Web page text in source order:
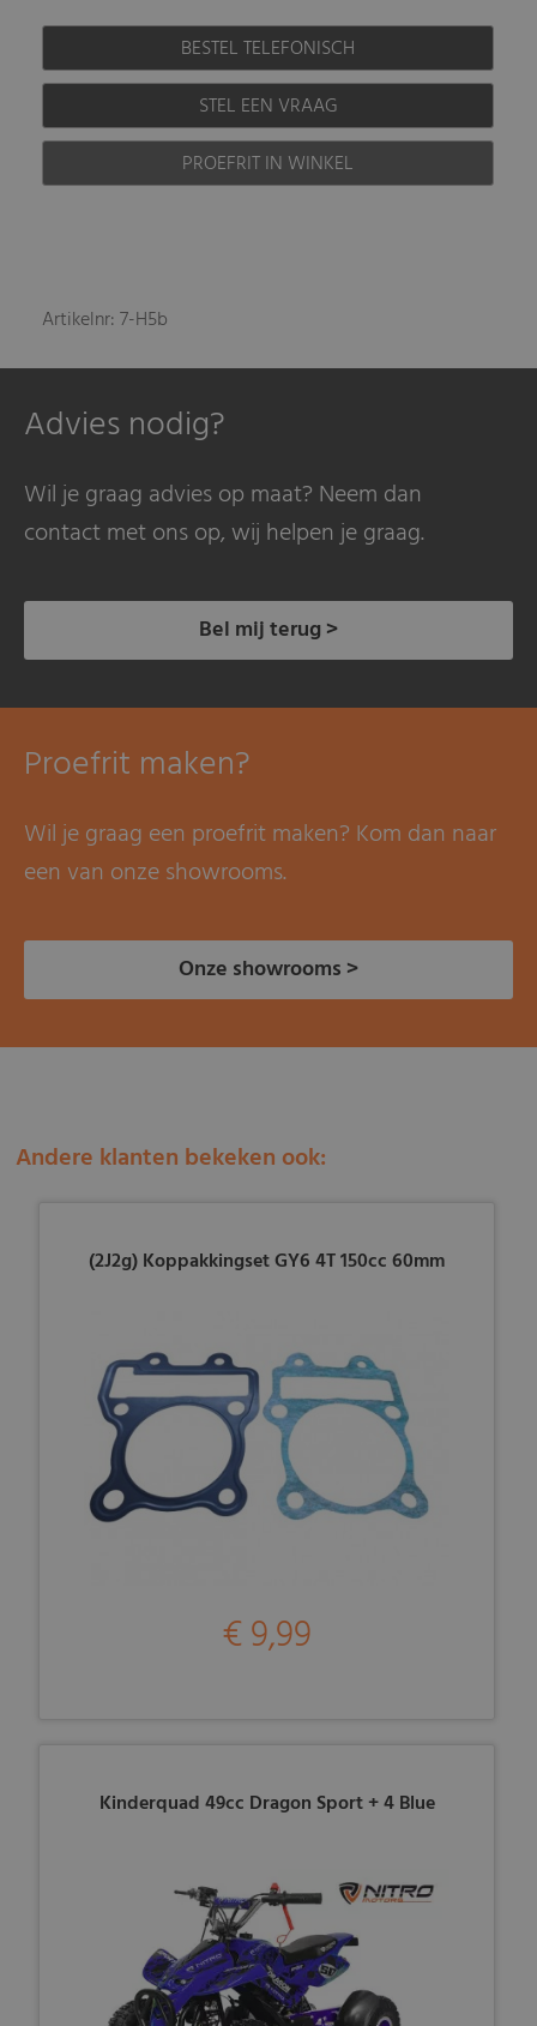
BESTEL TELEFONISCH
STEL EEN VRAAG
PROEFRIT IN WINKEL
Artikelnr: 7-H5b
Advies nodig?
Wil je graag advies op maat? Neem dan
contact met ons op, wij helpen je graag.
Bel mij terug >
Proefrit maken?
Wil je graag een proefrit maken? Kom dan naar
een van onze showrooms.
Onze showrooms >
Andere klanten bekeken ook:
(2J2g) Koppakkingset GY6 4T 150cc 60mm
€ 9,99
Kinderquad 49cc Dragon Sport + 4 Blue